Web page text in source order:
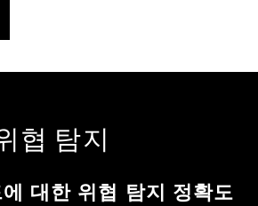
협 탐지
대한 위협 탐지 정확도